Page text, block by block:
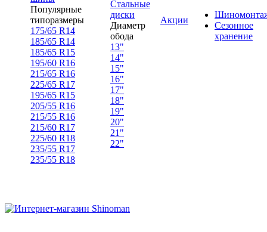
Популярные
типоразмеры
175/65 R14
185/65 R14
185/65 R15
195/60 R16
215/65 R16
225/65 R17
195/65 R15
205/55 R16
215/55 R16
215/60 R17
225/60 R18
235/55 R17
235/55 R18
Стальные
диски
Диаметр
обода
13"
14"
15"
16"
17"
18"
19"
20"
21"
22"
Акции
Сезонное
хранение